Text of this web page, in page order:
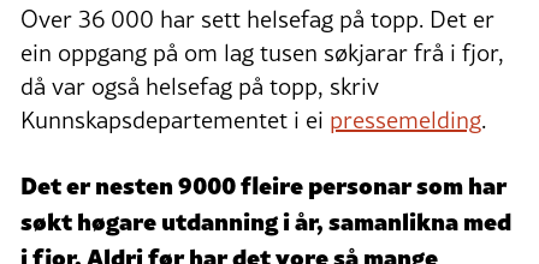
Over 36 000 har sett helsefag på topp. Det er
ein oppgang på om lag tusen søkjarar frå i fjor,
då var også helsefag på topp, skriv
Kunnskapsdepartementet i ei pressemelding.
Det er nesten 9000 fleire personar som har
søkt høgare utdanning i år, samanlikna med
i fjor. Aldri før har det vore så mange